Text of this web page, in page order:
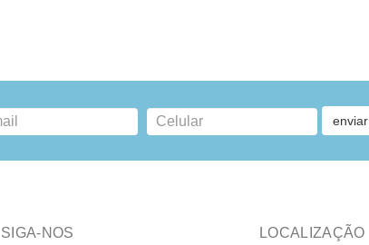
enviar
SIGA-NOS LOCALIZAÇÃO